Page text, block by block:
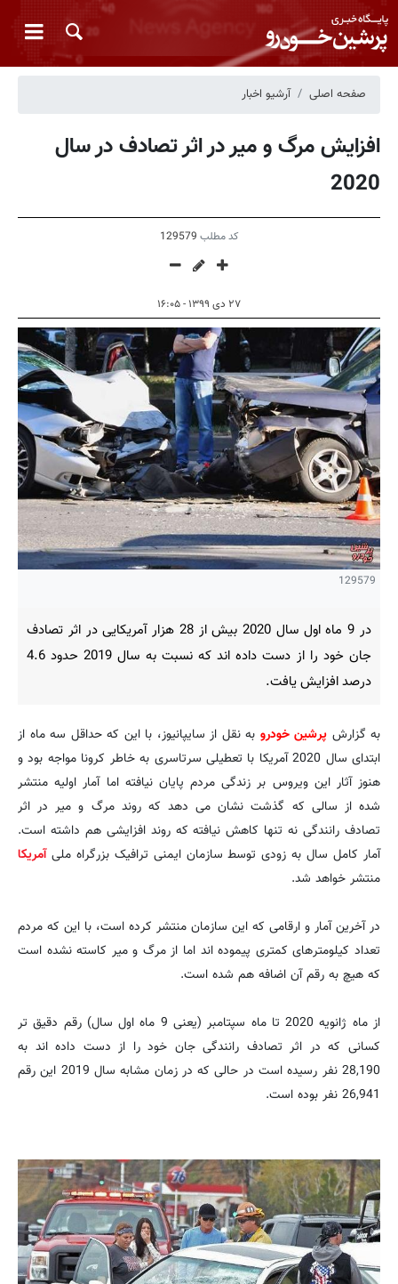
صفحه اصلی آرشیو اخبار
افزایش مرگ و میر در اثر تصادف در سال
2020
کد مطلب 129579
۲۷ دی ۱۳۹۹ - ۱۶:۰۵
129579
در 9 ماه اول سال 2020 بیش از 28 هزار آمریکایی در اثر تصادف
جان خود را از دست داده اند که نسبت به سال 2019 حدود 4.6
درصد افزایش یافت.
به گزارش پرشین خودرو به نقل از سایپانیوز، با این که حداقل سه ماه از
ابتدای سال 2020 آمریکا با تعطیلی سرتاسری به خاطر کرونا مواجه بود و
هنوز آثار این ویروس بر زندگی مردم پایان نیافته اما آمار اولیه منتشر
شده از سالی که گذشت نشان می دهد که روند مرگ و میر در اثر
تصادف رانندگی نه تنها کاهش نیافته که روند افزایشی هم داشته است.
آمار کامل سال به زودی توسط سازمان ایمنی ترافیک بزرگراه ملیآمریکا
منتشر خواهد شد.
در آخرین آمار و ارقامی که این سازمان منتشر کرده است، با این که مردم
تعداد کیلومترهای کمتری پیموده اند اما از مرگ و میر کاسته نشده است
که هیچ به رقم آن اضافه هم شده است.
از ماه ژانویه 2020 تا ماه سپتامبر (یعنی 9 ماه اول سال) رقم دقیق تر
کسانی که در اثر تصادف رانندگی جان خود را از دست داده اند به
28,190 نفر رسیده است در حالی که در زمان مشابه سال 2019 این رقم
26,941 نفر بوده است.